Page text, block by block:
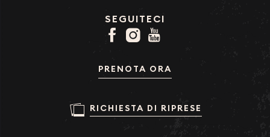
SEGUITECI
PRENOTA ORA
RICHIESTA DI RIPRESE